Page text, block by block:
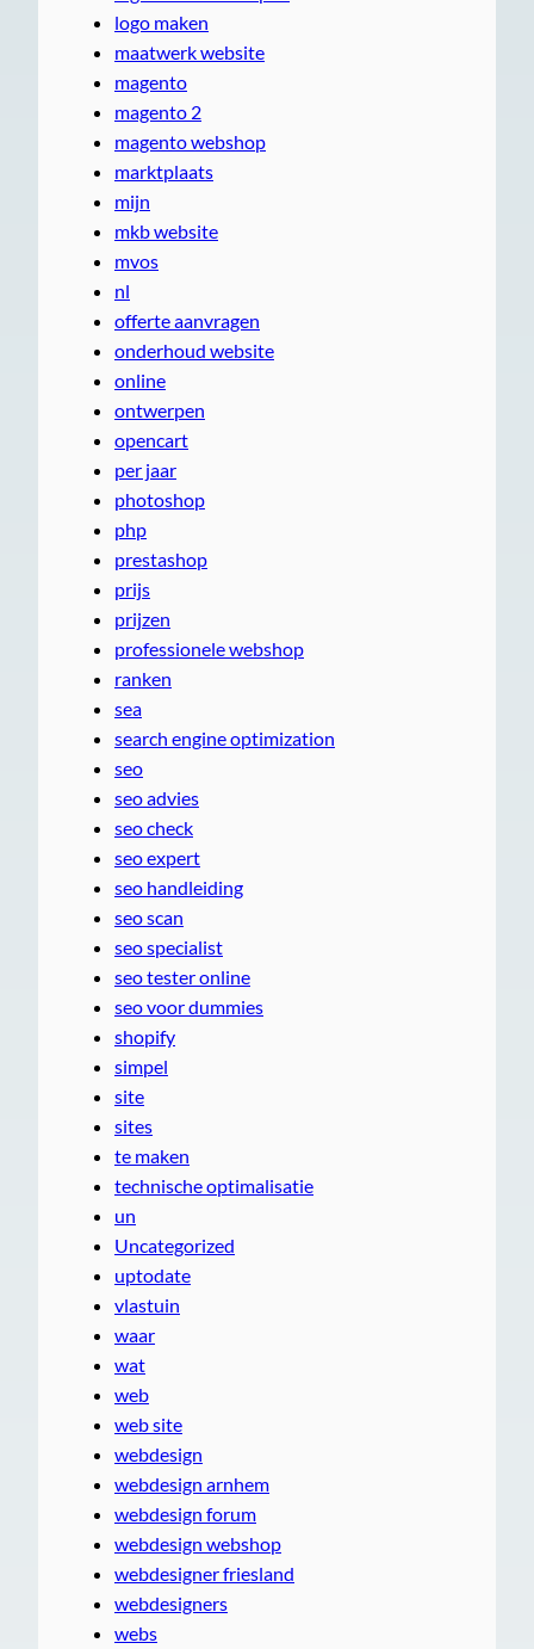
logo maken
maatwerk website
magento
magento 2
magento webshop
marktplaats
mijn
mkb website
mvos
nl
offerte aanvragen
onderhoud website
online
ontwerpen
opencart
per jaar
photoshop
php
prestashop
prijs
prijzen
professionele webshop
ranken
sea
search engine optimization
seo
seo advies
seo check
seo expert
seo handleiding
seo scan
seo specialist
seo tester online
seo voor dummies
shopify
simpel
site
sites
te maken
technische optimalisatie
un
Uncategorized
uptodate
vlastuin
waar
wat
web
web site
webdesign
webdesign arnhem
webdesign forum
webdesign webshop
webdesigner friesland
webdesigners
webs